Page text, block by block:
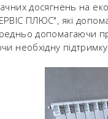
досягнень на
ПЛЮС", які
допомагаючи
необхідну